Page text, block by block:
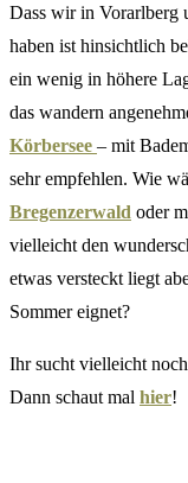
Dass wir in Vorarlberg
haben ist hinsichtlich
ein wenig in höhere
das wandern
Körbersee – mit
sehr empfehlen. Wie
Bregenzerwald oder
vielleicht den
etwas versteckt liegt
Sommer eignet?
Ihr sucht vielleicht
Dann schaut mal hier!